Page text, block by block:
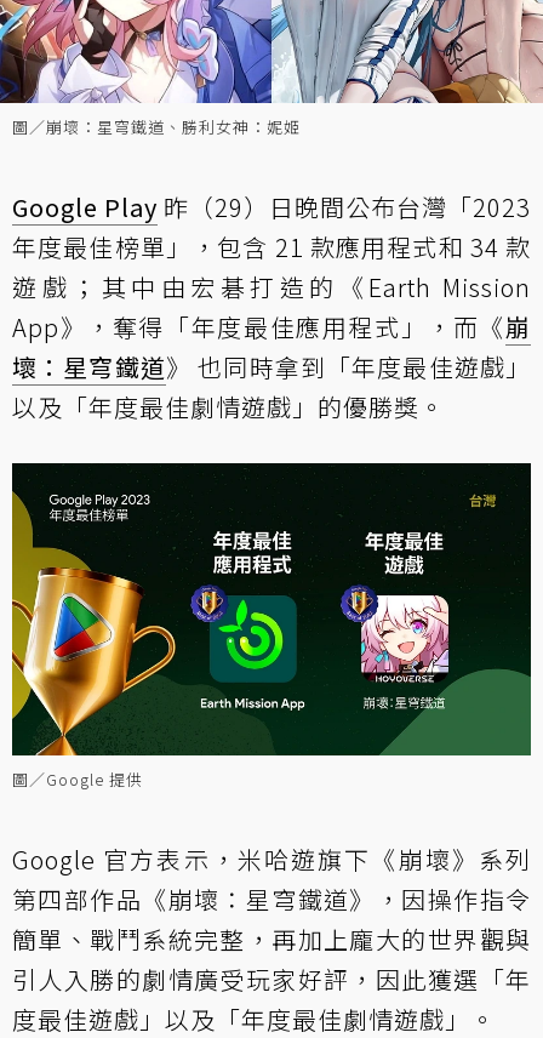
圖／崩壞：星穹鐵道、勝利女神：妮姬
Google Play 昨（29）日晚間公布台灣「2023
年度最佳榜單」，包含 21 款應用程式和 34 款
遊戲；其中由宏碁打造的《Earth Mission
App》，奪得「年度最佳應用程式」，而《崩
壞：星穹鐵道》 也同時拿到「年度最佳遊戲」
以及「年度最佳劇情遊戲」的優勝獎。
圖／Google 提供
Google 官方表示，米哈遊旗下《崩壞》系列
第四部作品《崩壞：星穹鐵道》，因操作指令
簡單、戰鬥系統完整，再加上龐大的世界觀與
引人入勝的劇情廣受玩家好評，因此獲選「年
度最佳遊戲」以及「年度最佳劇情遊戲」。